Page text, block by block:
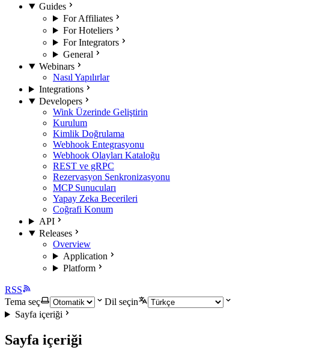
Guides
For Affiliates
For Hoteliers
For Integrators
General
Webinars
Nasıl Yapılırlar
Integrations
Developers
Wink Üzerinde Geliştirin
Kurulum
Kimlik Doğrulama
Webhook Entegrasyonu
Webhook Olayları Kataloğu
REST ve gRPC
Rezervasyon Senkronizasyonu
MCP Sunucuları
Yapay Zeka Becerileri
Coğrafi Konum
API
Releases
Overview
Application
Platform
RSS
Tema seç
Dil seçin
Sayfa içeriği
Sayfa içeriği